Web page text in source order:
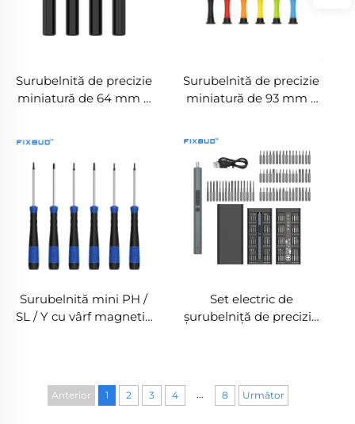
Surubelnită de precizie
miniatură de 64 mm –
Surubelnită de precizie
miniatură de 93 mm –
capac rotativ
Surubelnită mini PH /
SL / Y cu vârf magnetic
Set electric de
șurubelniță de precizie
Anterior 1 2 3 4 ... 8 Următor